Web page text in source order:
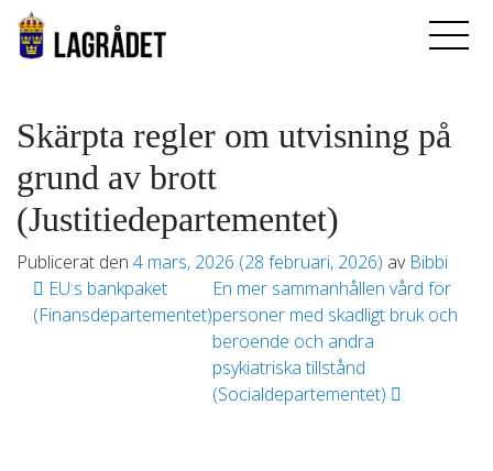
Skärpta regler om utvisning på
grund av brott
(Justitiedepartementet)
Publicerat den 4 mars, 2026 (28 februari, 2026) av Bibbi
Inläggsnavigering
EU:s bankpaket
(Finansdepartementet)
En mer sammanhållen vård för
personer med skadligt bruk och
beroende och andra
psykiatriska tillstånd
(Socialdepartementet)